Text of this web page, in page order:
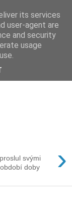
›
svými
doby
its services
user-agent are
and security
usage